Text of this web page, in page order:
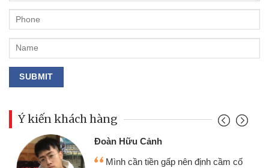
Ý kiến khách hàng
Đoàn Hữu Cảnh
Mình cần tiền gấp nên định cầm cố